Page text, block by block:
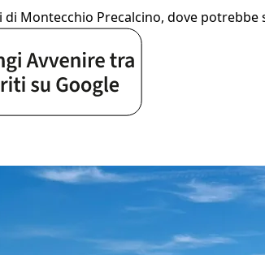
Montecchio Precalcino, dove